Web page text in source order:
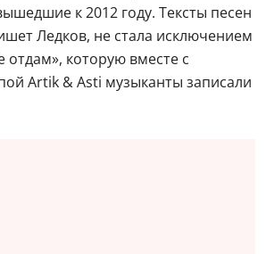
к 2012 году. Тексты песен
Ледков, не стала исключением
которую вместе с
Artik & Asti музыканты записали